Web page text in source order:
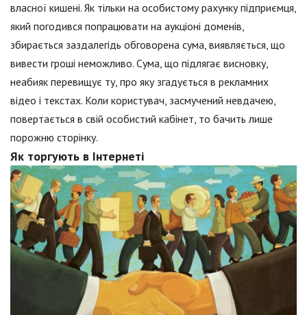
власної кишені. Як тільки на особистому рахунку підприємця,
який погодився попрацювати на аукціоні доменів,
збирається заздалегідь обговорена сума, виявляється, що
вивести гроші неможливо. Сума, що підлягає висновку,
неабияк перевищує ту, про яку згадується в рекламних
відео і текстах. Коли користувач, засмучений невдачею,
повертається в свій особистий кабінет, то бачить лише
порожню сторінку.
Як торгують в Інтернеті